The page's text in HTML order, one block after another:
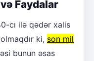
Faydalar
cı ilə qədər xalis
ki, son mil
bunun əsas